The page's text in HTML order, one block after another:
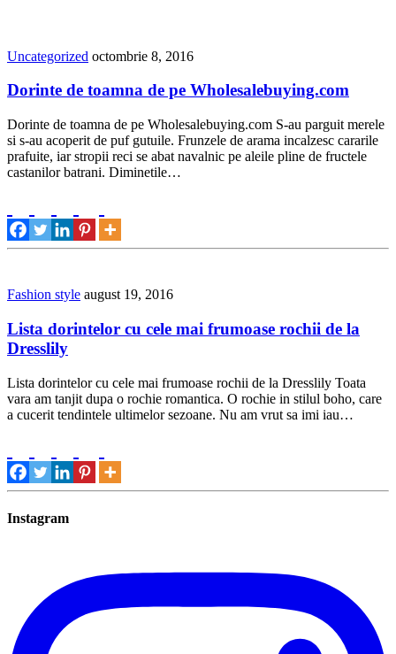
Uncategorized octombrie 8, 2016
Dorinte de toamna de pe Wholesalebuying.com
Dorinte de toamna de pe Wholesalebuying.com S-au parguit merele
si s-au acoperit de puf gutuile. Frunzele de arama incalzesc cararile
prafuite, iar stropii reci se abat navalnic pe aleile pline de fructele
castanilor batrani. Diminetile…
Fashion style august 19, 2016
Lista dorintelor cu cele mai frumoase rochii de la
Dresslily
Lista dorintelor cu cele mai frumoase rochii de la Dresslily Toata
vara am tanjit dupa o rochie romantica. O rochie in stilul boho, care
a cucerit tendintele ultimelor sezoane. Nu am vrut sa imi iau…
Instagram